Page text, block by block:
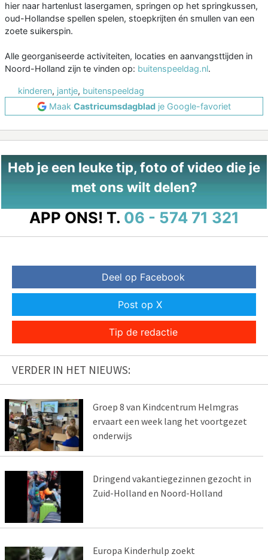
hier naar hartenlust lasergamen, springen op het springkussen,
oud-Hollandse spellen spelen, stoepkrijten én smullen van een
zoete suikerspin.
Alle georganiseerde activiteiten, locaties en aanvangsttijden in
Noord-Holland zijn te vinden op: buitenspeeldag.nl.
kinderen, jantje, buitenspeeldag
Maak Castricumsdagblad je Google-favoriet
Heb je een leuke tip, foto of video die je
met ons wilt delen?
APP ONS! T. 06 - 574 71 321
Deel op Facebook
Post op X
Tip de redactie
VERDER IN HET NIEUWS:
Groep 8 van Kindcentrum Helmgras
ervaart een week lang het voortgezet
onderwijs
Dringend vakantiegezinnen gezocht in
Zuid-Holland en Noord-Holland
Europa Kinderhulp zoekt